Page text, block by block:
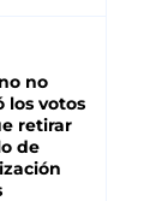
no
los votos
retirar
de